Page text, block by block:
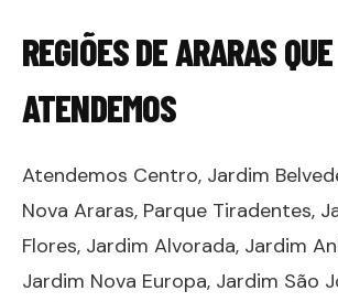
REGIÕES DEARARASQUE
ATENDEMOS
Atendemos Centro, Jardim
Nova Araras, Parque Tiradentes,
Flores, Jardim Alvorada, Jardim
Jardim Nova Europa, Jardim São